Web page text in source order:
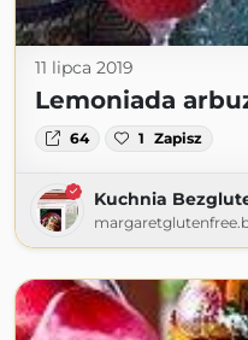
11 lipca 2019
Lemoniada
64 1 Zapisz
Kuchnia